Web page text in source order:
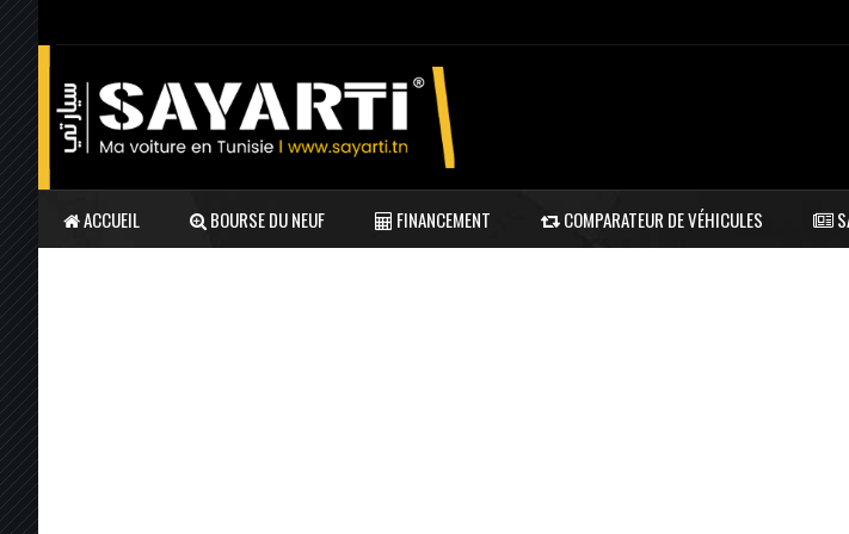
ACCUEIL BOURSE DU NEUF FINANCEMENT COMPARATEUR DE VÉHICULES